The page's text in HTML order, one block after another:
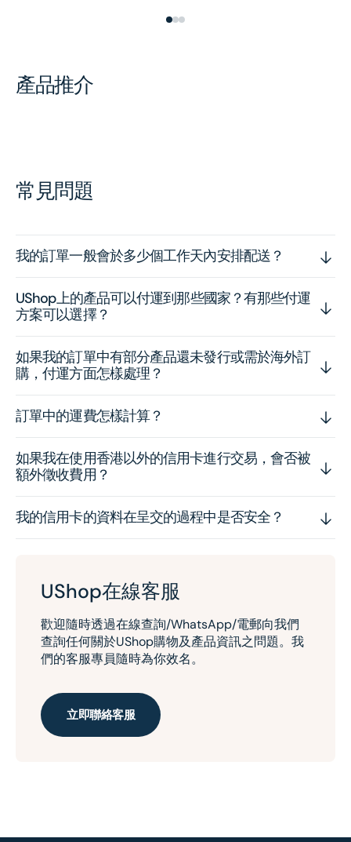
產品推介
常見問題
我的訂單一般會於多少個工作天內安排配送？
UShop上的產品可以付運到那些國家？有那些付運
方案可以選擇？
如果我的訂單中有部分產品還未發行或需於海外訂
購，付運方面怎樣處理？
訂單中的運費怎樣計算？
如果我在使用香港以外的信用卡進行交易，會否被
額外徵收費用？
我的信用卡的資料在呈交的過程中是否安全？
UShop在線客服
歡迎隨時透過在線查詢/WhatsApp/電郵向我們
查詢任何關於UShop購物及產品資訊之問題。我
們的客服專員隨時為你效名。
立即聯絡客服